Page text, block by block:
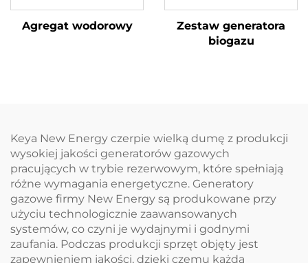
Agregat wodorowy
Zestaw generatora
biogazu
Keya New Energy czerpie wielką dumę z produkcji
wysokiej jakości generatorów gazowych
pracujących w trybie rezerwowym, które spełniają
różne wymagania energetyczne. Generatory
gazowe firmy New Energy są produkowane przy
użyciu technologicznie zaawansowanych
systemów, co czyni je wydajnymi i godnymi
zaufania. Podczas produkcji sprzęt objęty jest
zapewnieniem jakości, dzięki czemu każda